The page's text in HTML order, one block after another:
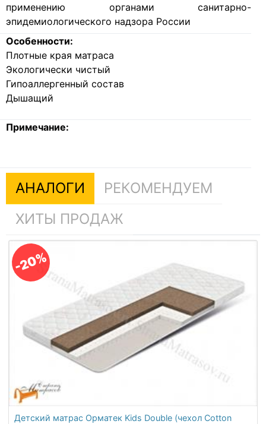
применению органами санитарно-
эпидемиологического надзора России
Особенности:
Плотные края матраса
Экологически чистый
Гипоаллергенный состав
Дышащий
Примечание:
АНАЛОГИ
РЕКОМЕНДУЕМ
ХИТЫ ПРОДАЖ
-20%
Детский матрас Орматек Kids Double (чехол Cotton